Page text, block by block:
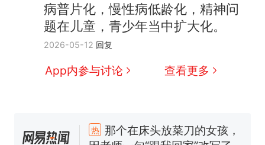
病普片化，慢性病低龄化，精神问
题在儿童，青少年当中扩大化。
2026-05-12 回复
App内参与讨论 查看更多
热
那个在床头放菜刀的女孩，